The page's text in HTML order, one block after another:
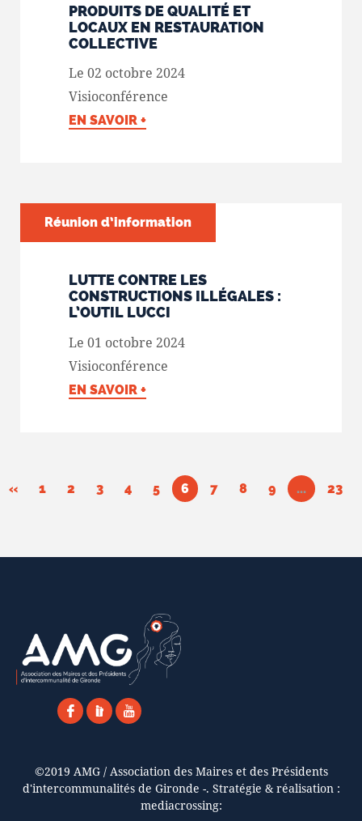
PRODUITS DE QUALITÉ ET
LOCAUX EN RESTAURATION
COLLECTIVE
Le 02 octobre 2024
Visioconférence
EN SAVOIR +
LUTTE CONTRE LES
CONSTRUCTIONS ILLÉGALES :
L’OUTIL LUCCI
Le 01 octobre 2024
Visioconférence
EN SAVOIR +
Réunion d’information
« 1 2 3 4 5 6 7 8 9 ... 23
©2019 AMG / Association des Maires et des Présidents
d'intercommunalités de Gironde -. Stratégie & réalisation :
mediacrossing: